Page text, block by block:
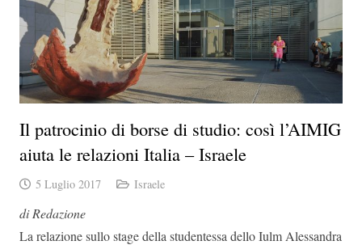
Il patrocinio di borse di studio: così l’AIMIG
aiuta le relazioni Italia – Israele
5 Luglio 2017 Israele
di Redazione
La relazione sullo stage della studentessa dello Iulm Alessandra